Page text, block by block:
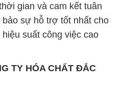
gian và cam kết tuân
sự hỗ trợ tốt nhất cho
suất công việc cao
TY HÓA CHẤT ĐẮC